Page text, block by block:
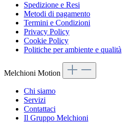
Spedizione e Resi
Metodi di pagamento
Termini e Condizioni
Privacy Policy
Cookie Policy
Politiche per ambiente e qualità
Melchioni Motion
Chi siamo
Servizi
Contattaci
Il Gruppo Melchioni